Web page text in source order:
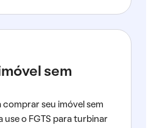
sem
seu imóvel sem
use o FGTS para turbinar